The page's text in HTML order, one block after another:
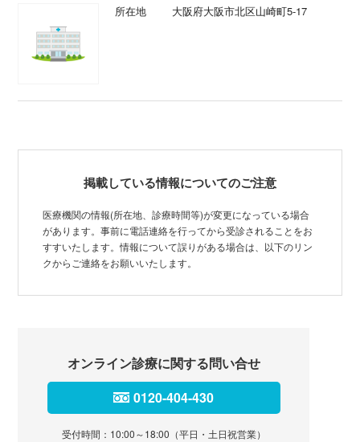
所在地 大阪府大阪市北区山崎町5-17
掲載している情報についてのご注意
医療機関の情報(所在地、診療時間等)が変更になっている場合
があります。事前に電話連絡を行ってから受診されることをお
すすいたします。情報について誤りがある場合は、以下のリン
クからご連絡をお願いいたします。
オンライン診療に関する問い合せ
0120-404-430
受付時間：10:00～18:00（平日・土日祝営業）